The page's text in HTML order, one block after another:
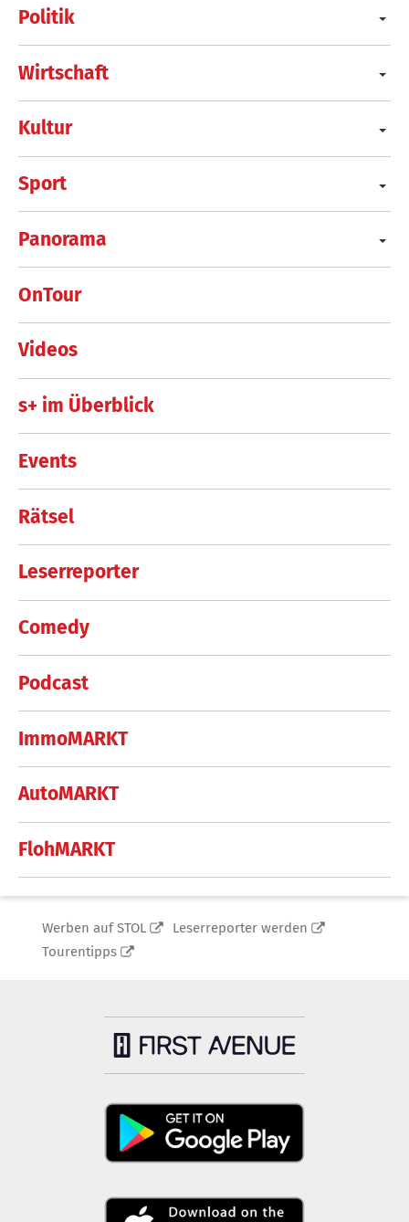
Politik
Wirtschaft
Kultur
Sport
Panorama
OnTour
Videos
s+ im Überblick
Events
Rätsel
Leserreporter
Comedy
Podcast
ImmoMARKT
AutoMARKT
FlohMARKT
Werben auf STOL
Leserreporter werden
Tourentipps